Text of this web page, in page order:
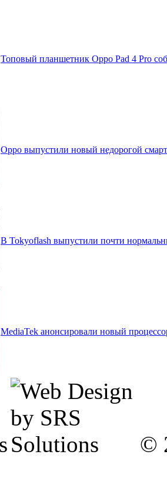
Топовый планшетник Oppo Pad 4 Pro
Oppo выпустили новый недорогой
В Tokyoflash выпустили почти
MediaTek анонсировали новый
©